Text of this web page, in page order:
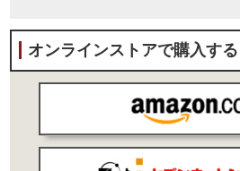
オンラインストアで購入する